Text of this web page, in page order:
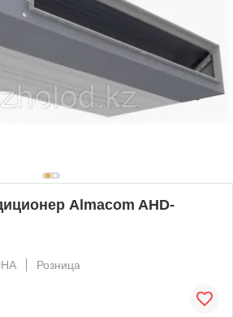
Almacom AHD-
Розница